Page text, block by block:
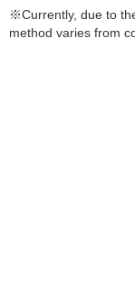
※Currently, due to
method varies from